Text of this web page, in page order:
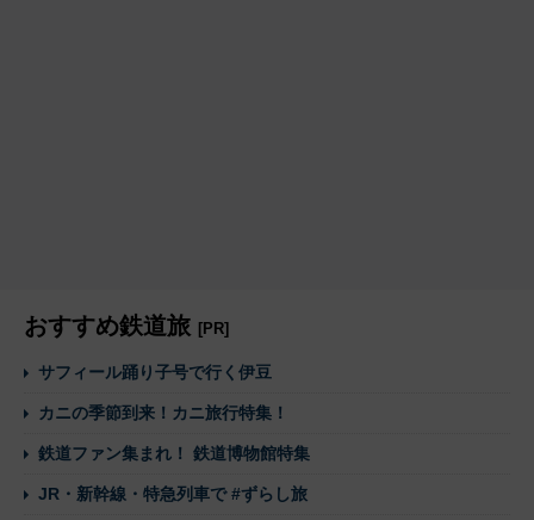
おすすめ鉄道旅 [PR]
サフィール踊り子号で行く伊豆
カニの季節到来！カニ旅行特集！
鉄道ファン集まれ！ 鉄道博物館特集
JR・新幹線・特急列車で #ずらし旅